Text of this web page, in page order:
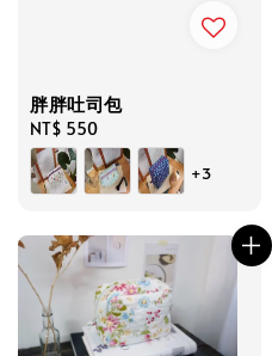
胖胖吐司包
Regular
price
NT$ 550
+3